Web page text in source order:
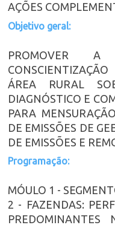
AÇÕES
Objetivo geral:
PROMOVER
ÁREA RURAL
DIAGNÓSTICO E
PARA
DE EMISSÕES DE
DE EMISSÕES E
Programação:
MÓULO 1 -
2 - FAZENDAS: